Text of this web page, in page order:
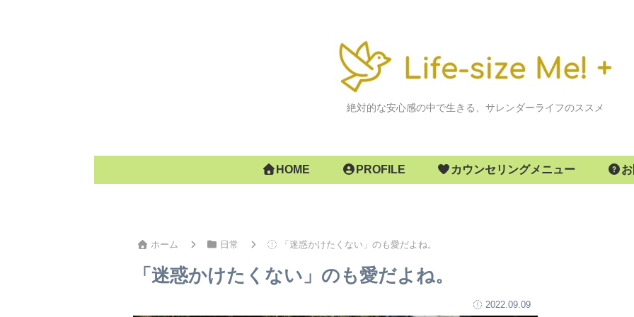
絶対的な安心感の中で生きる、サレンダーライフのススメ
HOME PROFILE カウンセリングメニュー
ホーム 日常 「迷惑かけたくない」のも愛だよね。
「迷惑かけたくない」のも愛だよね。
2022.09.09